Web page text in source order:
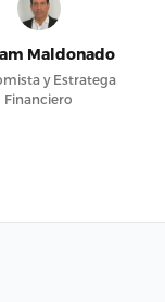
Maldonado
y Estratega
Financiero